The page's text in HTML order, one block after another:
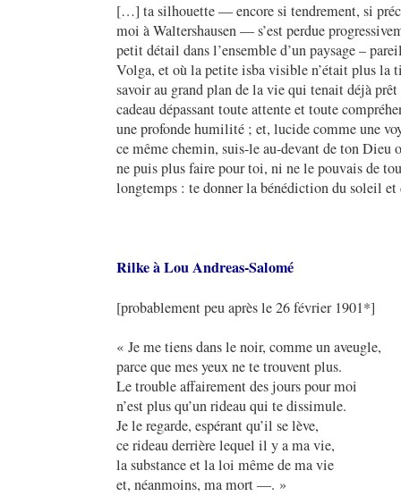
[…] ta silhouette ― encore si tendrement, si
moi à Waltershausen ― s’est perdue
petit détail dans l’ensemble d’un paysage –
Volga, et où la petite isba visible n’était plus la
savoir au grand plan de la vie qui tenait déjà
cadeau dépassant toute attente et toute
une profonde humilité ; et, lucide comme une
ce même chemin, suis-le au-devant de ton Dieu
ne puis plus faire pour toi, ni ne le pouvais de
longtemps : te donner la bénédiction du soleil
Rilke à Lou Andreas-Salomé
[probablement peu après le 26 février 1901*]
« Je me tiens dans le noir, comme un aveugle,
parce que mes yeux ne te trouvent plus.
Le trouble affairement des jours pour moi
n’est plus qu’un rideau qui te dissimule.
Je le regarde, espérant qu’il se lève,
ce rideau derrière lequel il y a ma vie,
la substance et la loi même de ma vie
et, néanmoins, ma mort ―. »